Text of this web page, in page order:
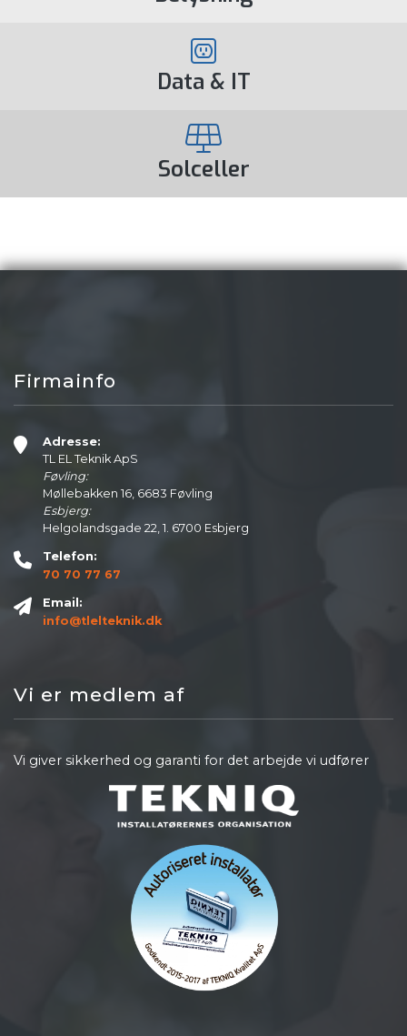
Data & IT
Solceller
Firmainfo
Adresse:
TL EL Teknik ApS
Føvling:
Møllebakken 16, 6683 Føvling
Esbjerg:
Helgolandsgade 22, 1. 6700 Esbjerg
Telefon:
70 70 77 67
Email:
info@tlelteknik.dk
Vi er medlem af
Vi giver sikkerhed og garanti for det arbejde vi udfører